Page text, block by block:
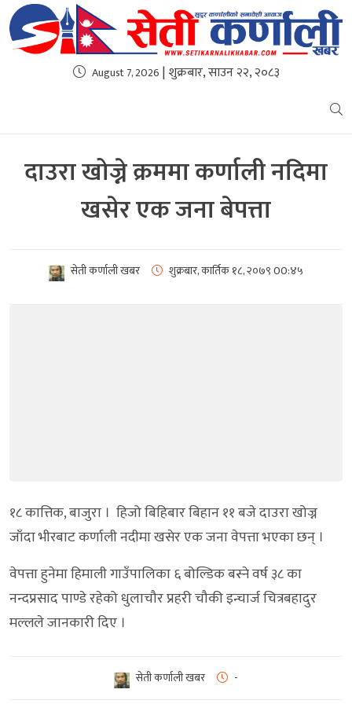
August 7, 2026 | शुक्रबार, साउन २२, २०८३
दाउरा खोज्ने क्रममा कर्णाली नदिमा
खसेर एक जना बेपत्ता
सेती कर्णाली खबर शुक्रबार, कार्तिक १८, २०७९00:४५
१८ कात्तिक, बाजुरा । हिजो बिहिबार बिहान ११ बजे दाउरा खोज्न
जाँदा भीरबाट कर्णाली नदीमा खसेर एक जना वेपत्ता भएका छन् ।
वेपत्ता हुनेमा हिमाली गाउँपालिका ६ बोल्डिक बस्ने वर्ष ३८ का
नन्दप्रसाद पाण्डे रहेको धुलाचौर प्रहरी चौकी इन्चार्ज चित्रबहादुर
मल्लले जानकारी दिए ।
सेती कर्णाली खबर -